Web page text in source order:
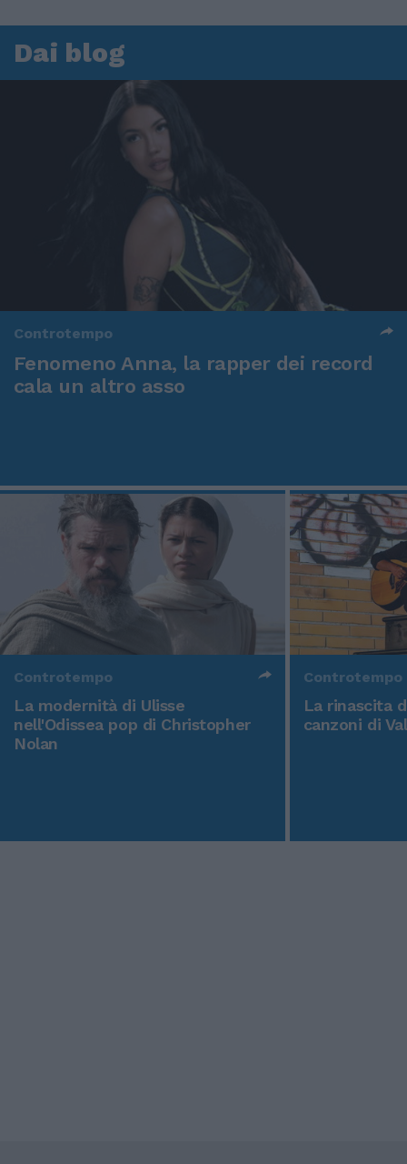
Dai blog
Controtempo
Fenomeno Anna, la rapper dei record
cala un altro asso
Controtempo
La modernità di Ulisse
nell'Odissea pop di Christopher
Nolan
Controtempo
La rinascita
canzoni di